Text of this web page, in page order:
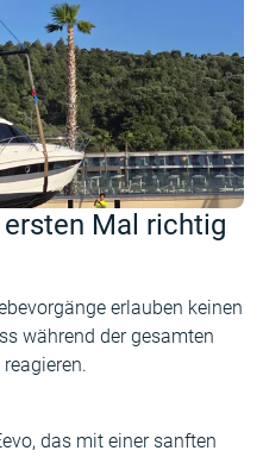
Mal richtig
erlauben keinen
während der gesamten
das mit einer sanften